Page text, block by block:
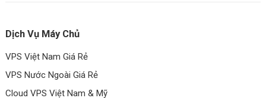
Dịch Vụ Máy Chủ
VPS Việt Nam Giá Rẻ
VPS Nước Ngoài Giá Rẻ
Cloud VPS Việt Nam & Mỹ